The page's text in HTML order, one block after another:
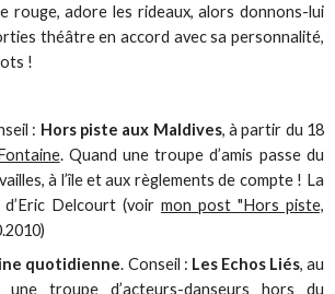
rouge, adore les rideaux, alors donnons-lui
théâtre en accord avec sa personnalité,
!
: Hors piste aux Maldives, à partir du 18
. Quand une troupe d’amis passe du
à l’île et aux règlements de compte ! La
Delcourt (voir mon post "Hors piste,
quotidienne. Conseil : Les Echos Liés, au
une troupe d’acteurs-danseurs hors du